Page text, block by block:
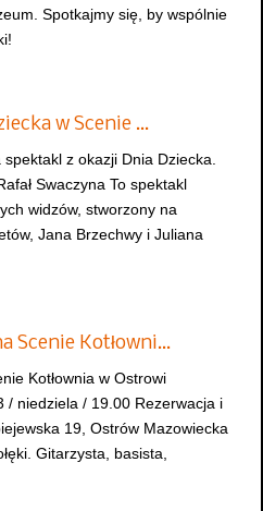
Spotkajmy się, by wspólnie
w Scenie …
z okazji Dnia Dziecka.
Swaczyna To spektakl
widzów, stworzony na
Jana Brzechwy i Juliana
Scenie Kotłowni…
Kotłownia w Ostrowi
/ niedziela / 19.00 Rezerwacja i
19, Ostrów Mazowiecka
Gitarzysta, basista,